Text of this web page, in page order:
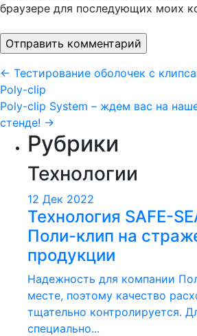
браузере для последующих моих
Навигация
по
записям
← Тестирование оболочек с
Poly-clip
Poly-clip System – ждем ваc на
стенде! →
Рубрики
Технологии
12 Дек 2022
Технология SAFE-
Поли-клип на
продукции
Надежность для компании
месте, поэтому качество
тщательно контролируется.
специально...